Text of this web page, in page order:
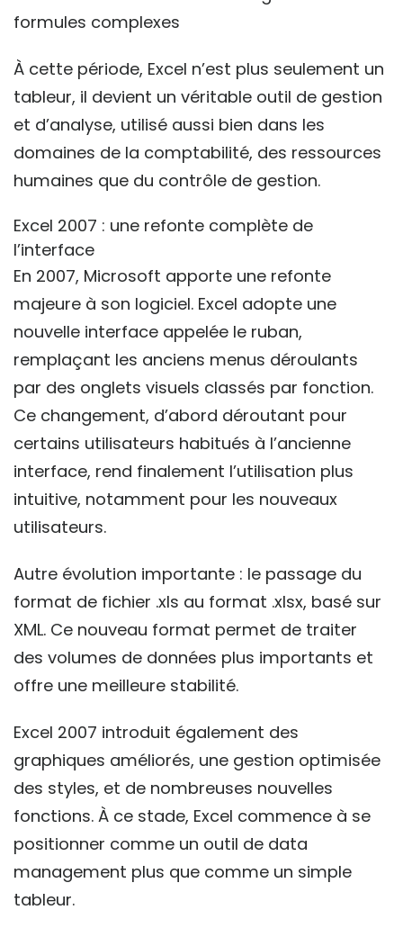
formules complexes
À cette période, Excel n’est plus seulement un
tableur, il devient un véritable outil de gestion
et d’analyse, utilisé aussi bien dans les
domaines de la comptabilité, des ressources
humaines que du contrôle de gestion.
Excel 2007 : une refonte complète de
l’interface
En 2007, Microsoft apporte une refonte
majeure à son logiciel. Excel adopte une
nouvelle interface appelée le ruban,
remplaçant les anciens menus déroulants
par des onglets visuels classés par fonction.
Ce changement, d’abord déroutant pour
certains utilisateurs habitués à l’ancienne
interface, rend finalement l’utilisation plus
intuitive, notamment pour les nouveaux
utilisateurs.
Autre évolution importante : le passage du
format de fichier .xls au format .xlsx, basé sur
XML. Ce nouveau format permet de traiter
des volumes de données plus importants et
offre une meilleure stabilité.
Excel 2007 introduit également des
graphiques améliorés, une gestion optimisée
des styles, et de nombreuses nouvelles
fonctions. À ce stade, Excel commence à se
positionner comme un outil de data
management plus que comme un simple
tableur.